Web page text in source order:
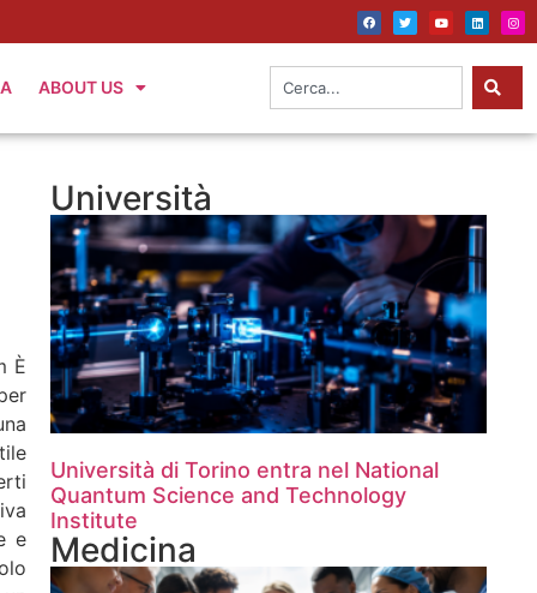
ABOUT US
È
e
Università
Università di Torino entra nel National
Quantum Science and Technology
Institute
Medicina